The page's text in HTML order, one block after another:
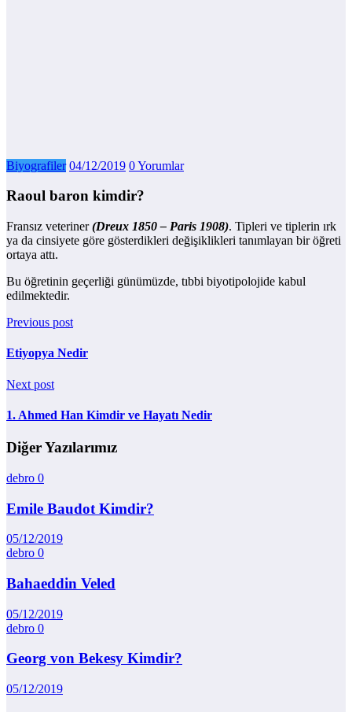
Biyografiler 04/12/2019 0 Yorumlar
Raoul baron kimdir?
Fransız veteriner(Dreux 1850 – Paris 1908). Tipleri ve tiplerin ırk
ya da cinsiyete göre gösterdikleri değişiklikleri tanımlayan bir öğreti
ortaya attı.
Bu öğretinin geçerliği günümüzde, tıbbi biyotipolojide kabul
edilmektedir.
Previous post
Etiyopya Nedir
Next post
1. Ahmed Han Kimdir ve Hayatı Nedir
Diğer Yazılarımız
debro 0
Emile Baudot Kimdir?
05/12/2019
debro 0
Bahaeddin Veled
05/12/2019
debro 0
Georg von Bekesy Kimdir?
05/12/2019